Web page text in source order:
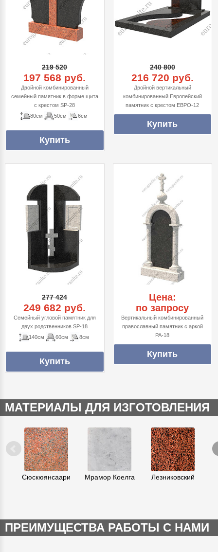
219 520
197 568 руб.
Двойной комбинированный
семейный памятник в форме щита
с крестом SP-28
80см
50см 6см
240 800
216 720 руб.
Двойной вертикальный
комбинированный Европейский
памятник с крестом ЕВРО-12
277 424
249 682 руб.
Семейный угловой памятник для
двух родственников SP-18
140см
60см 8см
Цена:
по запросу
Вертикальный комбинированный
православный памятник с аркой
PA-18
МАТЕРИАЛЫ ДЛЯ ИЗГОТОВЛЕНИЯ
Сюскюянсаари Мрамор Коелга Лезниковский
ПРЕИМУЩЕСТВА РАБОТЫ С НАМИ